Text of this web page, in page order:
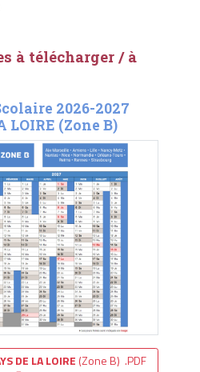
à télécharger / à
2026-2027
LOIRE (Zone B)
DE LA LOIRE (Zone B) .PDF